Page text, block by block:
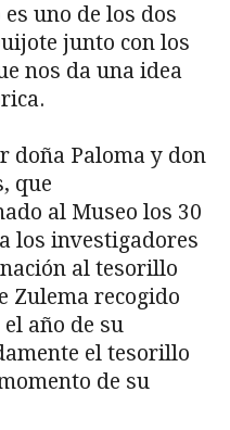
uno de los dos
junto con los
nos da una idea
doña Paloma y don
que
al Museo los 30
los investigadores
al tesorillo
Zulema recogido
año de su
el tesorillo
de su